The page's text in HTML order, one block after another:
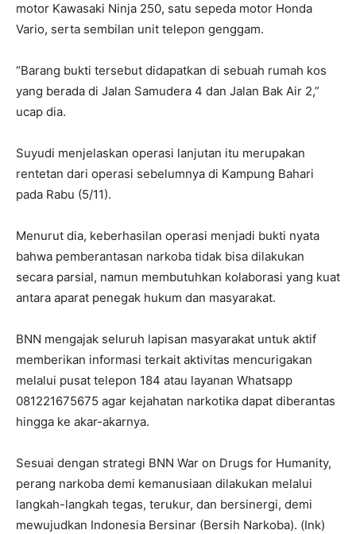
motor Kawasaki Ninja 250, satu sepeda motor Honda
Vario, serta sembilan unit telepon genggam.
“Barang bukti tersebut didapatkan di sebuah rumah kos
yang berada di Jalan Samudera 4 dan Jalan Bak Air 2,”
ucap dia.
Suyudi menjelaskan operasi lanjutan itu merupakan
rentetan dari operasi sebelumnya di Kampung Bahari
pada Rabu (5/11).
Menurut dia, keberhasilan operasi menjadi bukti nyata
bahwa pemberantasan narkoba tidak bisa dilakukan
secara parsial, namun membutuhkan kolaborasi yang kuat
antara aparat penegak hukum dan masyarakat.
BNN mengajak seluruh lapisan masyarakat untuk aktif
memberikan informasi terkait aktivitas mencurigakan
melalui pusat telepon 184 atau layanan Whatsapp
081221675675 agar kejahatan narkotika dapat diberantas
hingga ke akar-akarnya.
Sesuai dengan strategi BNN War on Drugs for Humanity,
perang narkoba demi kemanusiaan dilakukan melalui
langkah-langkah tegas, terukur, dan bersinergi, demi
mewujudkan Indonesia Bersinar (Bersih Narkoba). (Ink)